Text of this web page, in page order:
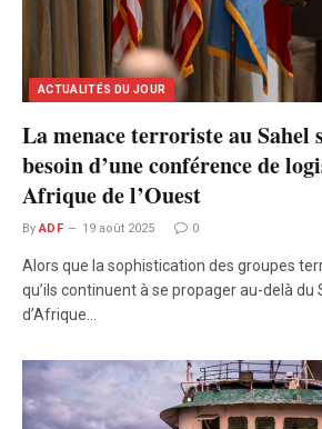
ACTUALITÉS DU JOUR
La menace terroriste au Sahel
besoin d’une conférence de
Afrique de l’Ouest
By ADF 19 août 2025 0
Alors que la sophistication des groupes
qu’ils continuent à se propager au-delà du
d’Afrique…